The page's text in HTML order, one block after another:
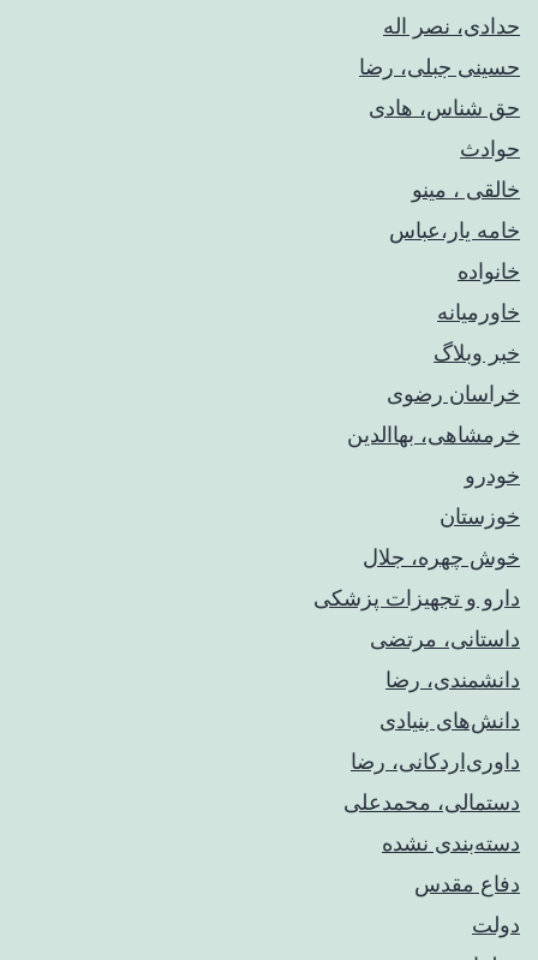
حدادی، نصر اله
حسینی جبلی، رضا
حق شناس، هادی
حوادث
خالقی ، مینو
خامه یار،عباس
خانواده
خاورمیانه
خبر وبلاگ
خراسان رضوی
خرمشاهی، بهاالدین
خودرو
خوزستان
خوش چهره، جلال
دارو و تجهیزات پزشکی
داستانی، مرتضی
دانشمندی، رضا
دانش‌های بنیادی
داوری‌اردکانی، رضا
دستمالی، محمدعلی
دسته‌بندی نشده
دفاع مقدس
دولت